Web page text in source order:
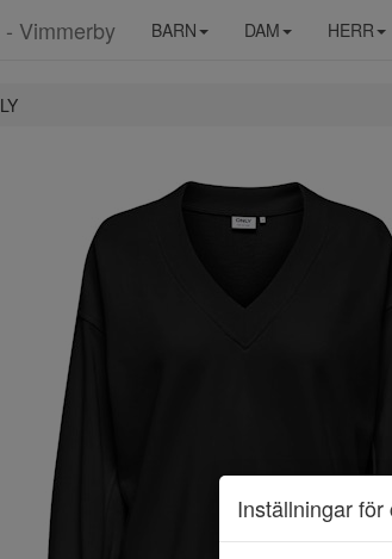
Vimmerby BARN DAM HERR
Inställningar för